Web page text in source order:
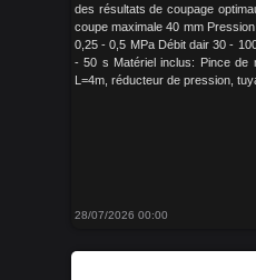
des résultats de coupage
coupe maximale 40 mm
0,25 - 0,5 MPa Débit dair 30 -
- 50 s Matériel inclus: Pince de
L=4m, réducteur de pression,
28/07/2026 00:00